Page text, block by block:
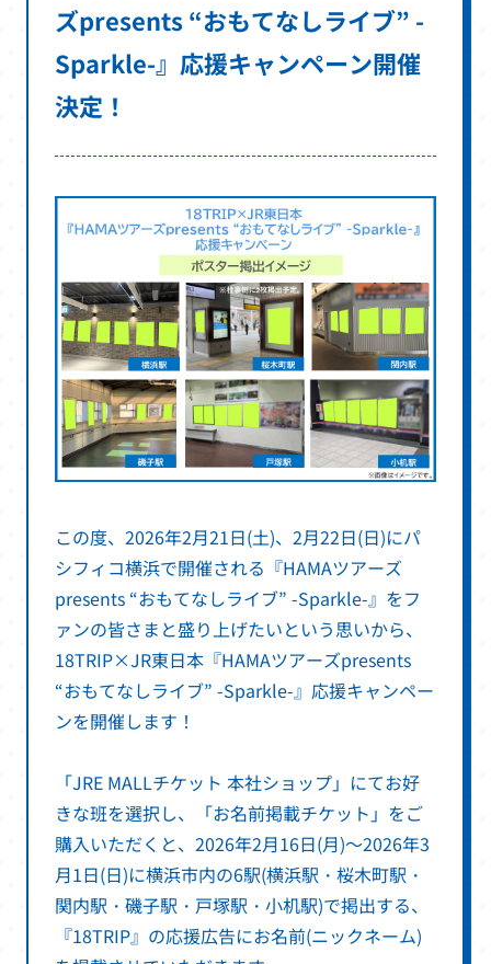
ま
す
ズpresents “おもてなしライブ” -
Sparkle-』応援キャンペーン開催
決定！
この度、2026年2月21日(土)、2月22日(日)にパ
シフィコ横浜で開催される『HAMAツアーズ
presents “おもてなしライブ” -Sparkle-』をフ
ァンの皆さまと盛り上げたいという思いから、
18TRIP×JR東日本『HAMAツアーズpresents
“おもてなしライブ” -Sparkle-』応援キャンペー
ンを開催します！
「JRE MALLチケット 本社ショップ」にてお好
きな班を選択し、「お名前掲載チケット」をご
購入いただくと、2026年2月16日(月)～2026年3
月1日(日)に横浜市内の6駅(横浜駅・桜木町駅・
関内駅・磯子駅・戸塚駅・小机駅)で掲出する、
『18TRIP』の応援広告にお名前(ニックネーム)